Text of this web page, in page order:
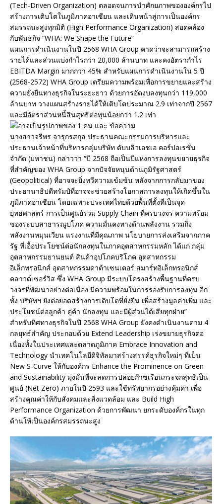
(Tech-Driven Organization) ตลอดจนการนำศักยภาพขององค์กรไป
สร้างการเติบโตในภูมิภาคอาเซียน และเดินหน้าสู่การเป็นองค์กร
สมรรถนะสูงทุกมิติ (High Performance Organization) สอดคล้อง
กับพันธกิจ “WHA: We Shape the Future”
แผนการดำเนินงานในปี 2568 WHA Group คาดว่าจะสามารถสร้าง
รายได้และส่วนแบ่งกำไรกว่า 20,000 ล้านบาท และคงอัตรากำไร
EBITDA Margin มากกว่า 45% สำหรับแผนการดำเนินงานใน 5 ปี
(2568-2572) WHA Group เตรียมความพร้อมเพื่อการขยายและสร้าง
ความยั่งยืนทางธุรกิจในระยะยาว ด้วยการอัดงบลงทุนกว่า 119,000
ล้านบาท วางแผนสร้างรายได้ให้เติบโตประมาณ 2.9 เท่าจากปี 2567
และมีอัตราส่วนหนี้สินสุทธิต่อทุนน้อยกว่า 1.2 เท่า
นางสาวจรีพร จารุกรสกุล ประธานคณะกรรมการบริหารและ
ประธานเจ้าหน้าที่บริหารกลุ่มบริษัท ดับบลิวเอชเอ คอร์ปอเรชั่น
จำกัด (มหาชน) กล่าวว่า “ปี 2568 ถือเป็นปีแห่งการลงทุนขยายธุรกิจ
ที่สำคัญของ WHA Group จากปัจจัยหนุนด้านภูมิรัฐศาสตร์
(Geopolitical) ที่อาจจะยิ่งทวีความเข้มข้น หลังจากการกลับมาของ
ประธานาธิปดีทรัมป์ที่อาจจะช่วยสร้างโอกาสการลงทุนให้เกิดขึ้นใน
ภูมิภาคอาเซียน โดยเฉพาะประเทศไทยด้วยพื้นที่ตั้งที่เป็นจุด
ยุทธศาสตร์ การเป็นศูนย์รวม Supply Chain ที่ครบวงจร ความพร้อม
ของระบบสาธารณูปโภค ความมั่นคงทางด้านพลังงาน รวมถึง
พลังงานหมุนเวียน แรงงานที่มีคุณภาพ นโยบายการส่งเสริมจากภาค
รัฐ ที่เอื้อประโยชน์ต่อนักลงทุนในภาคอุตสาหกรรมหลัก ได้แก่ กลุ่ม
อุตสาหกรรมยานยนต์ สินค้าอุปโภคบริโภค อุตสาหกรรม
อิเล็กทรอนิกส์ อุตสาหกรรมดาต้าเซนเตอร์ สมาร์ทอิเล็กทรอนิกส์
คลาวด์เซอร์วิส ซึ่ง WHA Group มีระบบโครงสร้างพื้นฐานที่ครบ
วงจรที่พัฒนาอย่างต่อเนื่อง มีความพร้อมในการรองรับการลงทุน อีก
ทั้ง บริษัทฯ ยังต่อยอดสร้างการเติบโตที่ยั่งยืน เพื่อสร้างมูลค่าเพิ่ม และ
ประโยชน์ต่อลูกค้า คู่ค้า นักลงทุน และมีผู้ส่วนได้เสียทุกฝ่าย”
สำหรับทิศทางธุรกิจในปี 2568 WHA Group ยังคงดำเนินงานตาม 4
กลยุทธ์สำคัญ ประกอบด้วย Extend Leadership เร่งขยายธุรกิจต่อ
เนื่องทั้งในประเทศและตลาดภูมิภาค Embrace Innovation and
Technology นำเทคโนโลยีดิจิทัลมาสร้างสรรค์ธุรกิจใหม่ๆ ที่เป็น
New S-Curve ให้กับองค์กร Enhance the Prominence on Green
and Sustainability มุ่งมั่นที่จะลดการปล่อยก๊าซเรือนกระจกสุทธิเป็น
ศูนย์ (Net Zero) ภายในปี 2593 และใช้ทรัพยากรอย่างคุ้มค่า เพื่อ
สร้างคุณค่าให้กับสังคมและสิ่งแวดล้อม และ Build High
Performance Organization ด้วยการพัฒนา ยกระดับองค์กรในทุก
ด้านให้เป็นองค์กรสมรรถนะสูง